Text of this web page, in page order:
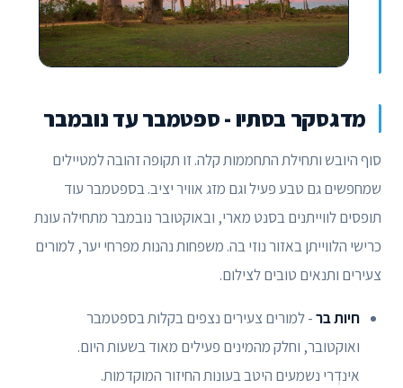
מדגסקר בסתיו - ספטמבר עד נובמבר
סוף היובש ותחילת התחממות קלה. זו תקופה זהובה למטיילים
שמחפשים גם טבע פעיל וגם מזג אוויר יציב. בספטמבר עוד
תופסים לווייתנים בסנט מארי, ובאוקטובר נובמבר מתחילה עונת
כרישי הלווייתן באזור נוזי בה. משפחות נהנות מפרחי יער, למורים
צעירים ותנאים טובים לצילום.
חיות בר- למורים צעירים נצפים בקלות בספטמבר
ואוקטובר, וחלק מהמינים פעילים מאוד בשעות היום.
אינדְרי נשמעים היטב בעונות החיזור המוקדמות.